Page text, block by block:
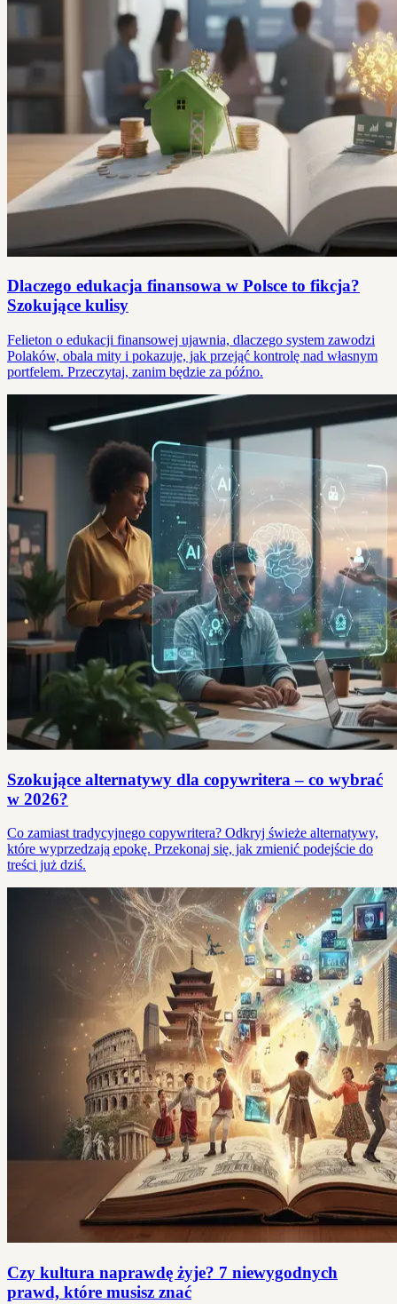
Dlaczego edukacja finansowa w Polsce to fikcja?
Szokujące kulisy
Felieton o edukacji finansowej ujawnia, dlaczego system zawodzi
Polaków, obala mity i pokazuje, jak przejąć kontrolę nad własnym
portfelem. Przeczytaj, zanim będzie za późno.
Szokujące alternatywy dla copywritera – co wybrać
w 2026?
Co zamiast tradycyjnego copywritera? Odkryj świeże alternatywy,
które wyprzedzają epokę. Przekonaj się, jak zmienić podejście do
treści już dziś.
Czy kultura naprawdę żyje? 7 niewygodnych
prawd, które musisz znać